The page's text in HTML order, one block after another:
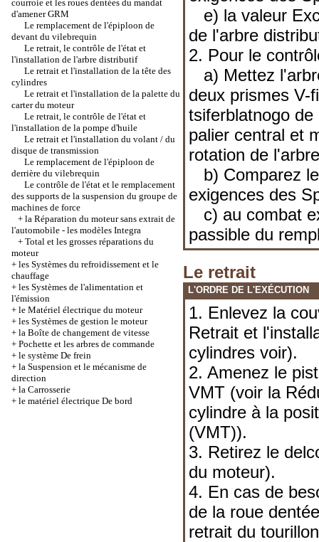
courroie et les roues dentées du mandat
d'amener GRM
Le remplacement de l'épiploon de
devant du vilebrequin
Le retrait, le contrôle de l'état et
l'installation de l'arbre distributif
Le retrait et l'installation de la tête des
cylindres
Le retrait et l'installation de la palette du
carter du moteur
Le retrait, le contrôle de l'état et
l'installation de la pompe d'huile
Le retrait et l'installation du volant / du
disque de transmission
Le remplacement de l'épiploon de
derrière du vilebrequin
Le contrôle de l'état et le remplacement
des supports de la suspension du groupe de
machines de force
+ la Réparation du moteur sans extrait de
l'automobile - les modèles Integra
+ Total et les grosses réparations du
moteur
+ les Systèmes du refroidissement et le
chauffage
+ les Systèmes de l'alimentation et
l'émission
+ le Matériel électrique du moteur
+ les Systèmes de gestion le moteur
+ la Boîte de changement de vitesse
+ Pochette et les arbres de commande
+ le système De frein
+ la Suspension et le mécanisme de
direction
+ la Carrosserie
+ le matériel électrique De bord
e) la valeur
de l'arbre
2. Pour le
a) Mettez
deux prismes V-
tsiferblatnogo
palier central et
rotation de
b) Comparez
exigences des
c) au combat
passible du
Le retrait
L'ORDRE DE L'EXÉCUTION
1. Enlevez la
Retrait et
cylindres voir).
2. Amenez le
VMT (voir la
cylindre à la
(VMT)).
3. Retirez le
du moteur).
4. En cas de
de la roue
retrait du